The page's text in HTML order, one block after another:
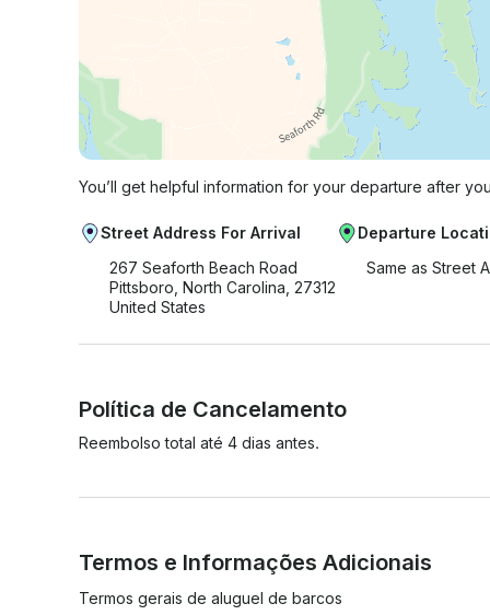
You’ll get helpful information for your departure after
Street Address For Arrival
267 Seaforth Beach Road
Pittsboro, North Carolina, 27312
United States
Departure
Same as Street
Política de Cancelamento
Reembolso total até 4 dias antes.
Termos e Informações Adicionais
Termos gerais de aluguel de barcos